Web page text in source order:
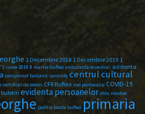
1 Decembrie 2018 1 Decembrie 2019 1
1 iunie 2018 8 martie buftea anduranta ecvestra\ asistenta
campionat balcanic canicula centrul cultural
certificat de deces CFR Buftea cod portocaliu COVID-19
buletin evidenta persoanelor mos nicolae
politia locala buftea primaria